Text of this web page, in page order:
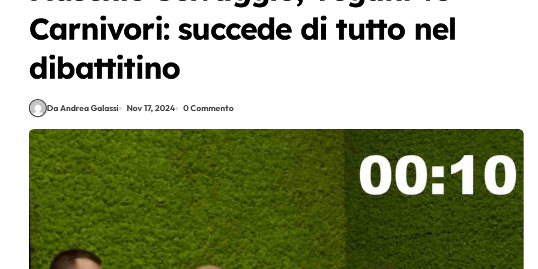
Carnivori: succede di tutto nel
dibattitino
Da Andrea Galassi Nov 17, 2024 0 Commento